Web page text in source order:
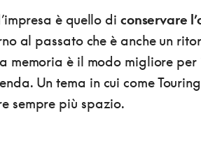
è quello di conservare
al passato che è anche un
memoria è il modo migliore per
Un tema in cui come
sempre più spazio.